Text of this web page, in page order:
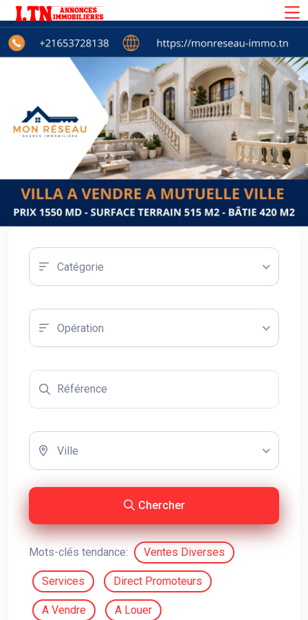
Catégorie
Opération
Ville
Chercher
Mots-clés tendance: Ventes Diverses
Services Direct Promoteurs
A Vendre A Louer